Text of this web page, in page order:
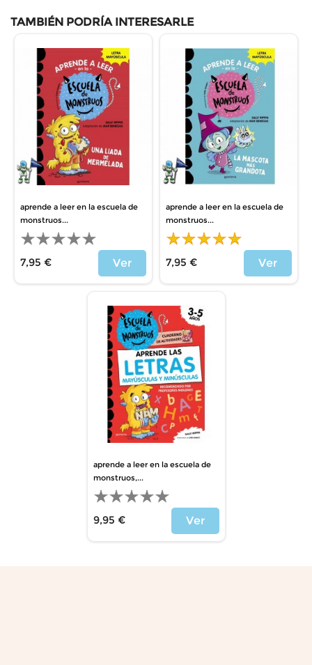
TAMBIÉN PODRÍA INTERESARLE
aprende a leer en la escuela de
monstruos...
7,95 €
Ver
aprende a leer en la escuela de
monstruos...
7,95 €
Ver
aprende a leer en la escuela de
monstruos,...
9,95 €
Ver